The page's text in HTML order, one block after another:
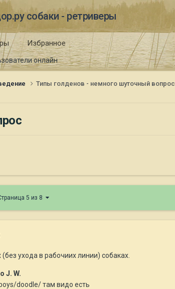
собаки - ретриверы
онлайн
Избранное
Типы голденов - немного шуточный вопрос
5 из 8
ухода в рабочиих линии) собаках.
J. W.
doodle/ там видо есть